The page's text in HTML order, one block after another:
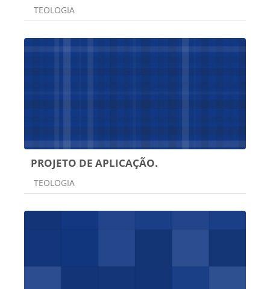
Categoria do curso
TEOLOGIA
PROJETO DE APLICAÇÃO.
Categoria do curso
TEOLOGIA